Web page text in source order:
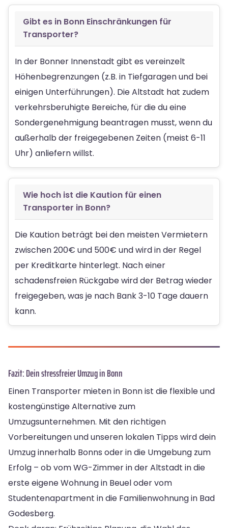
Gibt es in Bonn Einschränkungen für
Transporter?
In der Bonner Innenstadt gibt es vereinzelt
Höhenbegrenzungen (z.B. in Tiefgaragen und bei
einigen Unterführungen). Die Altstadt hat zudem
verkehrsberuhigte Bereiche, für die du eine
Sondergenehmigung beantragen musst, wenn du
außerhalb der freigegebenen Zeiten (meist 6-11
Uhr) anliefern willst.
Wie hoch ist die Kaution für einen
Transporter in Bonn?
Die Kaution beträgt bei den meisten Vermietern
zwischen 200€ und 500€ und wird in der Regel
per Kreditkarte hinterlegt. Nach einer
schadensfreien Rückgabe wird der Betrag wieder
freigegeben, was je nach Bank 3-10 Tage dauern
kann.
Fazit: Dein stressfreier Umzug in Bonn
Einen Transporter mieten in Bonn ist die flexible und
kostengünstige Alternative zum
Umzugsunternehmen. Mit den richtigen
Vorbereitungen und unseren lokalen Tipps wird dein
Umzug innerhalb Bonns oder in die Umgebung zum
Erfolg – ob vom WG-Zimmer in der Altstadt in die
erste eigene Wohnung in Beuel oder vom
Studentenapartment in die Familienwohnung in Bad
Godesberg.